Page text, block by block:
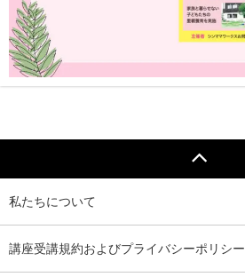
私たちについて
講座受講規約およびプライバシーポリシー